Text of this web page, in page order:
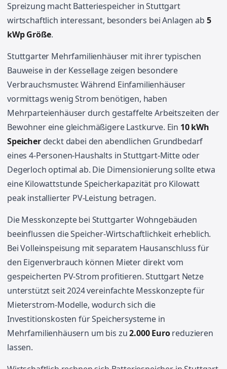
Spreizung macht Batteriespeicher in Stuttgart
wirtschaftlich interessant, besonders bei Anlagen ab 5
kWp Größe.
Stuttgarter Mehrfamilienhäuser mit ihrer typischen
Bauweise in der Kessellage zeigen besondere
Verbrauchsmuster. Während Einfamilienhäuser
vormittags wenig Strom benötigen, haben
Mehrparteienhäuser durch gestaffelte Arbeitszeiten der
Bewohner eine gleichmäßigere Lastkurve. Ein 10 kWh
Speicherdeckt dabei den abendlichen Grundbedarf
eines 4-Personen-Haushalts in Stuttgart-Mitte oder
Degerloch optimal ab. Die Dimensionierung sollte etwa
eine Kilowattstunde Speicherkapazität pro Kilowatt
peak installierter PV-Leistung betragen.
Die Messkonzepte bei Stuttgarter Wohngebäuden
beeinflussen die Speicher-Wirtschaftlichkeit erheblich.
Bei Volleinspeisung mit separatem Hausanschluss für
den Eigenverbrauch können Mieter direkt vom
gespeicherten PV-Strom profitieren. Stuttgart Netze
unterstützt seit 2024 vereinfachte Messkonzepte für
Mieterstrom-Modelle, wodurch sich die
Investitionskosten für Speichersysteme in
Mehrfamilienhäusern um bis zu2.000 Euroreduzieren
lassen.